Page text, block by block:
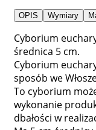
OPIS Wymiary
Cyborium
średnica 5 cm.
Cyborium
sposób we
To cyborium
wykonanie
dbałości w